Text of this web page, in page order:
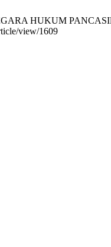
HUKUM
view/1609